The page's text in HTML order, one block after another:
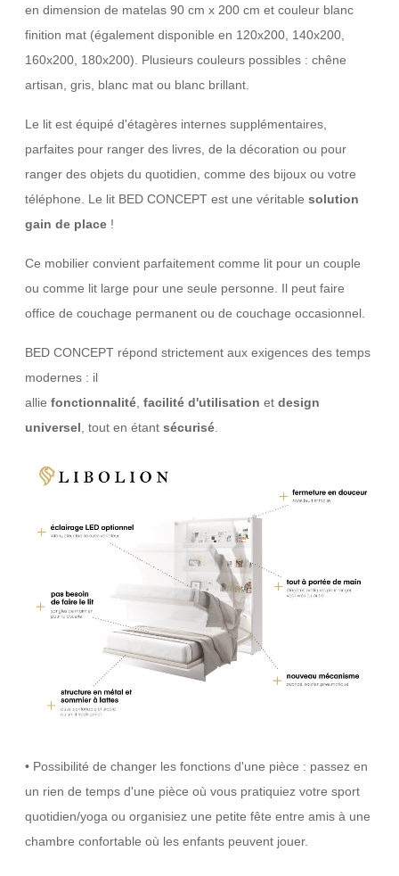
en dimension de matelas 90 cm x 200 cm et couleur blanc
finition mat (également disponible en 120x200, 140x200,
160x200, 180x200). Plusieurs couleurs possibles : chêne
artisan, gris, blanc mat ou blanc brillant.
Le lit est équipé d'étagères internes supplémentaires,
parfaites pour ranger des livres, de la décoration ou pour
ranger des objets du quotidien, comme des bijoux ou votre
téléphone. Le lit BED CONCEPT est une véritable solution
gain de place !
Ce mobilier convient parfaitement comme lit pour un couple
ou comme lit large pour une seule personne. Il peut faire
office de couchage permanent ou de couchage occasionnel.
BED CONCEPT répond strictement aux exigences des temps
modernes : il
allie fonctionnalité facilité d'utilisation et design
universel , tout en étant sécurisé
• Possibilité de changer les fonctions d'une pièce : passez en
un rien de temps d'une pièce où vous pratiquiez votre sport
quotidien/yoga ou organisiez une petite fête entre amis à une
chambre confortable où les enfants peuvent jouer.